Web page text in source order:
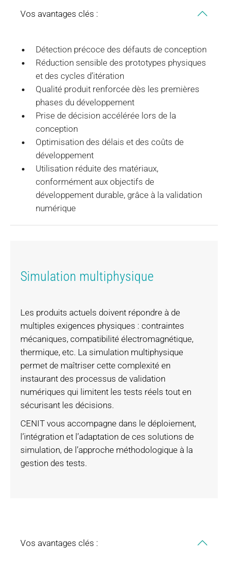
Vos avantages clés :
Détection précoce des défauts de conception
Réduction sensible des prototypes physiques
et des cycles d’itération
Qualité produit renforcée dès les premières
phases du développement
Prise de décision accélérée lors de la
conception
Optimisation des délais et des coûts de
développement
Utilisation réduite des matériaux,
conformément aux objectifs de
développement durable, grâce à la validation
numérique
Simulation multiphysique
Les produits actuels doivent répondre à de
multiples exigences physiques : contraintes
mécaniques, compatibilité électromagnétique,
thermique, etc. La simulation multiphysique
permet de maîtriser cette complexité en
instaurant des processus de validation
numériques qui limitent les tests réels tout en
sécurisant les décisions.
CENIT vous accompagne dans le déploiement,
l’intégration et l’adaptation de ces solutions de
simulation, de l’approche méthodologique à la
gestion des tests.
Vos avantages clés :